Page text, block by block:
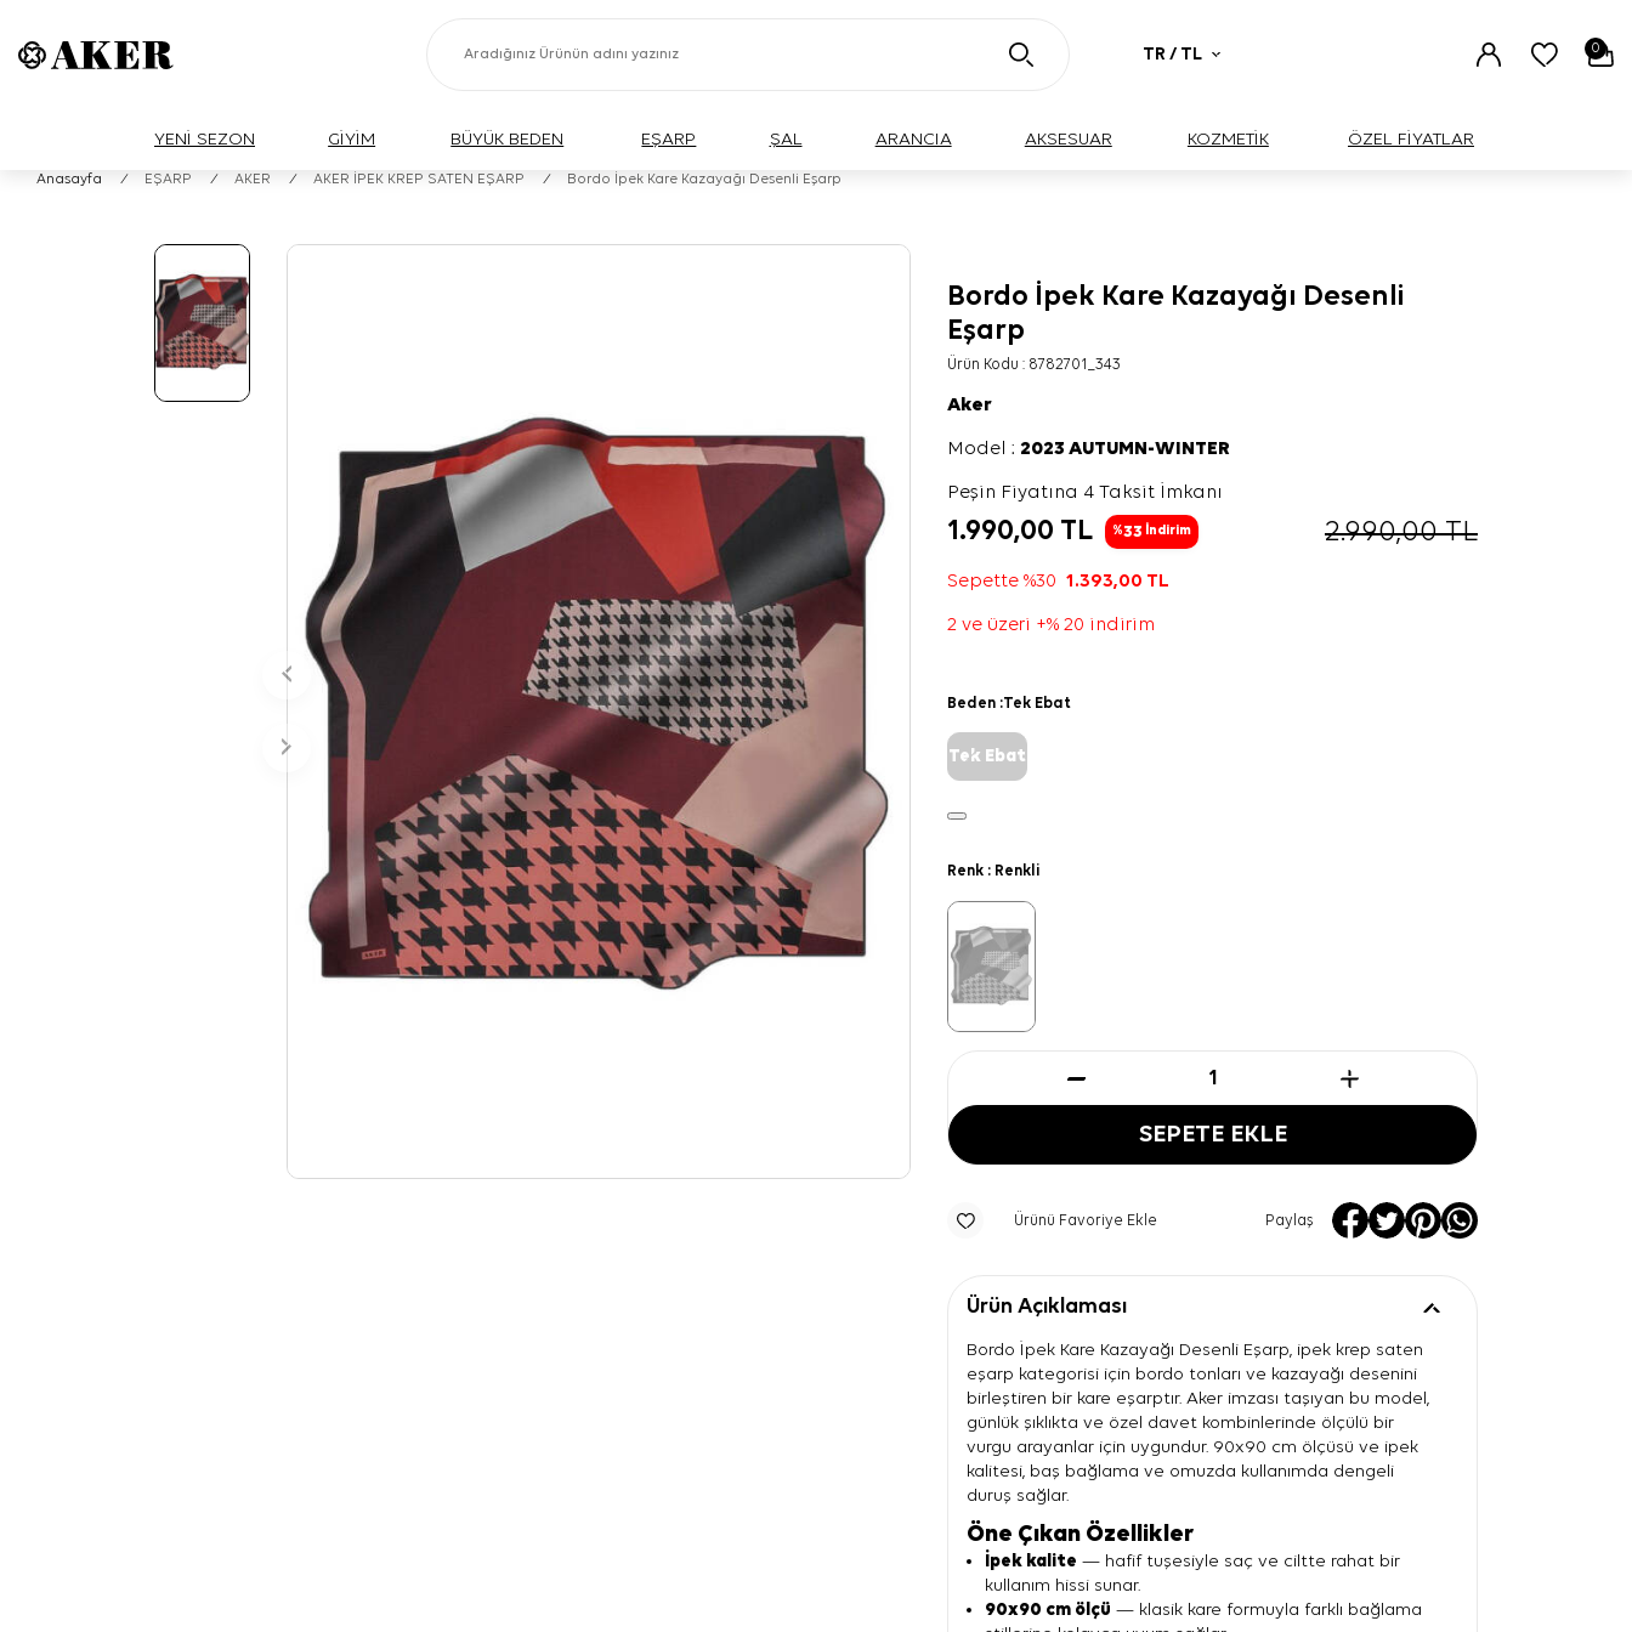
TR / TL 0
YENİ SEZON GİYİM BÜYÜK BEDEN EŞARP ŞAL ARANCIA AKSESUAR KOZMETİK ÖZEL FİYATLAR
Anasayfa / EŞARP / AKER / AKER İPEK KREP SATEN EŞARP / Bordo İpek Kare Kazayağı Desenli Eşarp
Bordo İpek Kare Kazayağı Desenli
Eşarp
Ürün Kodu : 8782701_343
Aker
Model :2023 AUTUMN-WINTER
Peşin Fiyatına 4 Taksit İmkanı
1.990,00 TL %33 İndirim 2.990,00TL
Sepette %301.393,00 TL
2 ve üzeri +% 20 indirim
Beden :Tek Ebat
Tek Ebat
Renk : Renkli
SEPETE EKLE
Ürünü Favoriye Ekle Paylaş
Ürün Açıklaması
Bordo İpek Kare Kazayağı Desenli Eşarp, ipek krep saten
eşarp kategorisi için bordo tonları ve kazayağı desenini
birleştiren bir kare eşarptır. Aker imzası taşıyan bu model,
günlük şıklıkta ve özel davet kombinlerinde ölçülü bir
vurgu arayanlar için uygundur. 90x90 cm ölçüsü ve ipek
kalitesi, baş bağlama ve omuzda kullanımda dengeli
duruş sağlar.
Öne Çıkan Özellikler
İpek kalite — hafif tuşesiyle saç ve ciltte rahat bir
kullanım hissi sunar.
90x90 cm ölçü — klasik kare formuyla farklı bağlama